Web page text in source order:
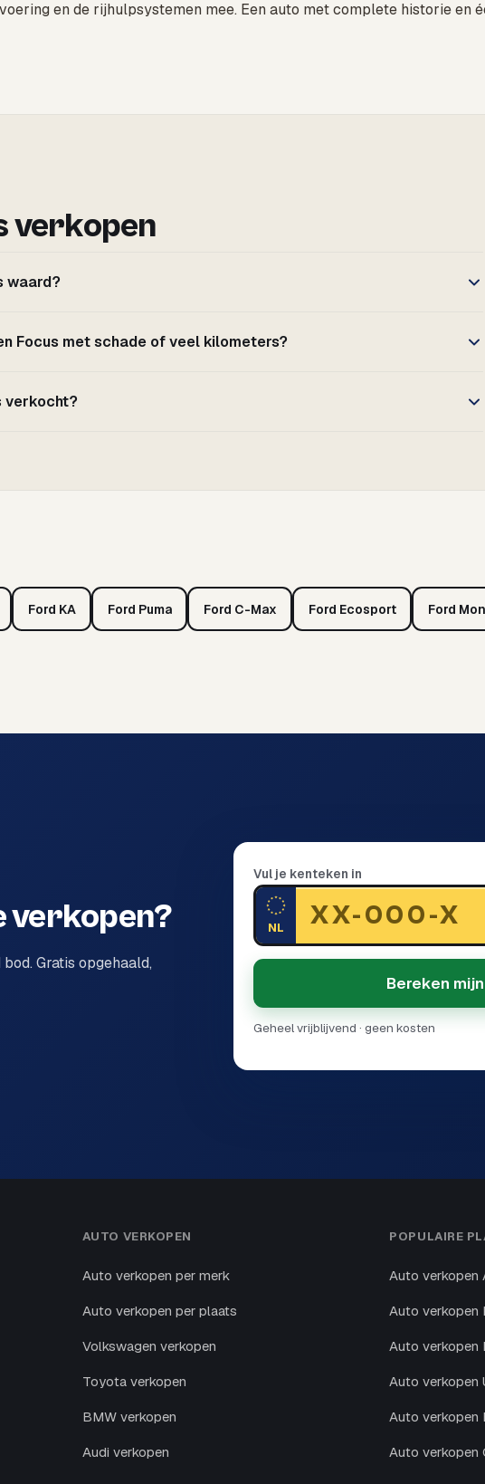
en de rijhulpsystemen mee. Een auto met complete historie en
verkopen
waard?
Focus met schade of veel kilometers?
verkocht?
Ford KA Ford Puma Ford C-Max Ford Ecosport Ford
verkopen?
Gratis opgehaald,
Vul je kenteken in
NL
Bereken
Geheel vrijblijvend · geen kosten
AUTO VERKOPEN
Auto verkopen per merk
Auto verkopen per plaats
Volkswagen verkopen
Toyota verkopen
BMW verkopen
Audi verkopen
POPULAIRE
Auto verkopen
Auto verkopen
Auto verkopen
Auto verkopen
Auto verkopen
Auto verkopen